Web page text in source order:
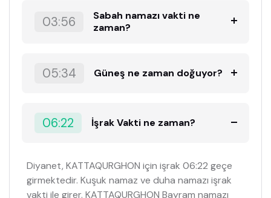
03:56
Sabah namazı vakti ne
zaman?
05:34 Güneş ne zaman doğuyor?
06:22 İşrak Vakti ne zaman?
Diyanet, KATTAQURGHON için işrak 06:22 geçe
girmektedir. Kuşuk namaz ve duha namazı işrak
vakti ile girer. KATTAQURGHON Bayram namazı